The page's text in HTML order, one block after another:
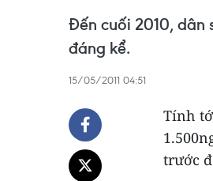
Đến cuối 2010, dân
đáng kể.
15/05/2011 04:51
Tính
trước